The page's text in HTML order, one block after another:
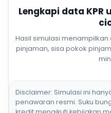
Lengkapi data
Hasil simulasi
pinjaman, sisa pokok
Disclaimer: Simulasi ini
penawaran resmi. Suku